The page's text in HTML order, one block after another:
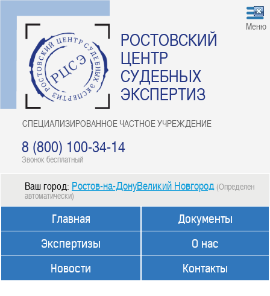
РОСТОВСКИЙ
ЦЕНТР
СУДЕБНЫХ
ЭКСПЕРТИЗ
СПЕЦИАЛИЗИРОВАННОЕ ЧАСТНОЕ УЧРЕЖДЕНИЕ
8 (800) 100-34-14
Звонок бесплатный
Меню
Ваш город: Ростов-на-ДонуВеликий Новгород (Определен
автоматически)
Главная
Экспертизы
Новости
Документы
О нас
Контакты